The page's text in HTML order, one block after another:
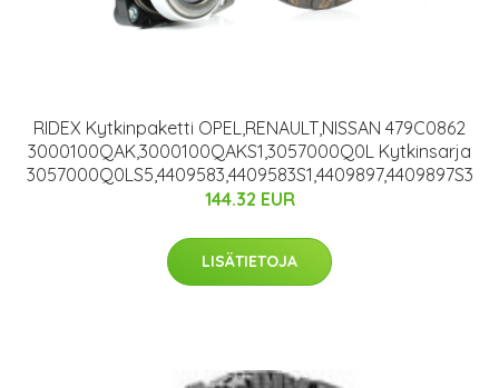
RIDEX Kytkinpaketti OPEL,RENAULT,NISSAN 479C0862
3000100QAK,3000100QAKS1,3057000Q0L Kytkinsarja
3057000Q0LS5,4409583,4409583S1,4409897,4409897S3
144.32 EUR
LISÄTIETOJA